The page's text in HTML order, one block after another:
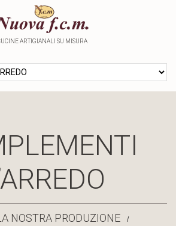
ARTIGIANALI SU MISURA
NOSTRA PRODUZIONE